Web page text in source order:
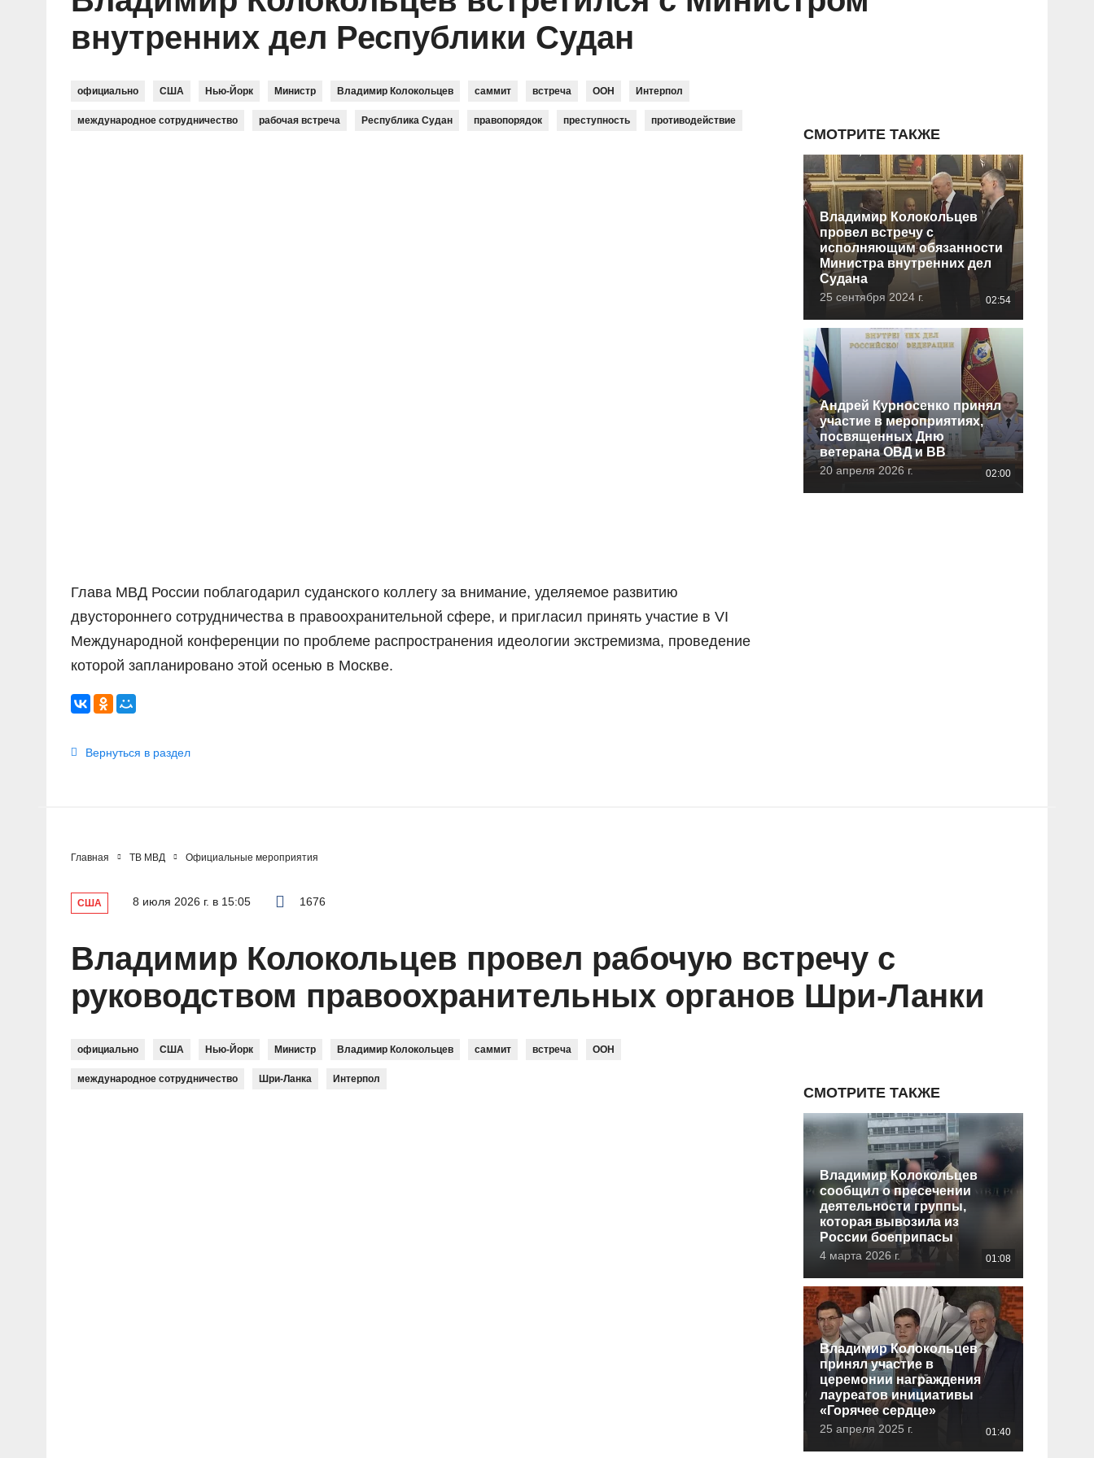
В знании сила
Специальный репортаж
Газета «Щит и меч»
Журнал «Полиция России»
О ПОРТАЛЕ
Вакансии
внутренних дел Республики Судан
официально США Нью-Йорк Министр Владимир Колокольцев саммит встреча ООН Интерпол
международное сотрудничество рабочая встреча Республика Судан правопорядок преступность противодействие
Глава МВД России поблагодарил суданского коллегу за внимание, уделяемое развитию
двустороннего сотрудничества в правоохранительной сфере, и пригласил принять участие в VI
Международной конференции по проблеме распространения идеологии экстремизма, проведение
которой запланировано этой осенью в Москве.
Вернуться в раздел
СМОТРИТЕ ТАКЖЕ
Владимир Колокольцев
провел встречу с
исполняющим обязанности
Министра внутренних дел
Судана
25 сентября 2024 г. 02:54
Андрей Курносенко принял
участие в мероприятиях,
посвященных Дню
ветерана ОВД и ВВ
20 апреля 2026 г. 02:00
Главная ТВ МВД Официальные мероприятия
США 8 июля 2026 г. в 15:05 1676
Владимир Колокольцев провел рабочую встречу с
руководством правоохранительных органов Шри-Ланки
официально США Нью-Йорк Министр Владимир Колокольцев саммит встреча ООН
международное сотрудничество Шри-Ланка Интерпол
СМОТРИТЕ ТАКЖЕ
Владимир Колокольцев
сообщил о пресечении
деятельности группы,
которая вывозила из
России боеприпасы
4 марта 2026 г. 01:08
Владимир Колокольцев
принял участие в
церемонии награждения
лауреатов инициативы
«Горячее сердце»
25 апреля 2025 г. 01:40